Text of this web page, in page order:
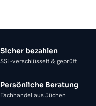
Sicher bezahlen
SSL-verschlüsselt & geprüft
Persönliche Beratung
Fachhandel aus Jüchen